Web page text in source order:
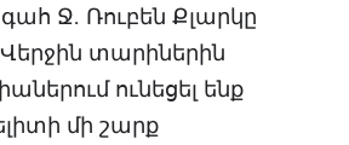
Ջ. Ռուբեն Քլարկը
տարիներին
ունեցել ենք
մի շարք